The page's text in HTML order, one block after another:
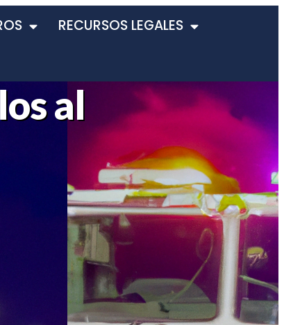
RECURSOS LEGALES
al